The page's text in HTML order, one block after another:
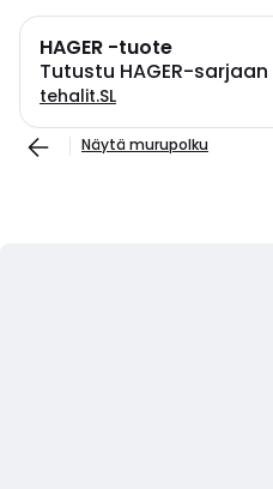
HAGER -tuote
Tutustu HAGER-sarjaan
tehalit.SL
Näytä murupolku